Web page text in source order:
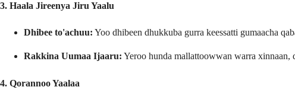
3. Haala Jireenya Jiru Yaalu
Dhibee to'achuu: Yoo dhibeen dhukkuba gurra keessatti gumaacha
Rakkina Uumaa Ijaaru: Yeroo hunda mallattoowwan warra xinnaan,
4. Qorannoo Yaalaa